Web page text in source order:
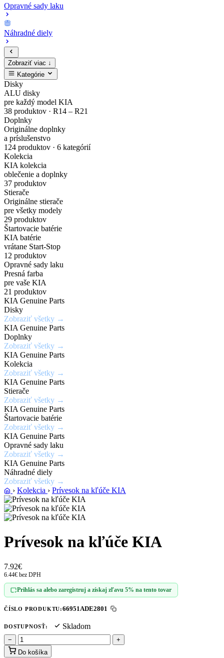
Opravné sady laku
Náhradné diely
Zobraziť viac ↓
Kategórie
Zaregistruj
sa
a
nakupuj
originálne
príslušenstvo
za
výhodné
ceny
Získaj
výhody,
ktoré
inde
nedostaneš
Zaregistrovať
sa
Kompletný
cenník
originálnych
náhradných
dielov
Zadajte
originálne
číslo
dielu
a
zistite
aktuálnu
cenu
a
dostupnosť
Vyhľadať
diel
EV4
Zliatinový
disk
Gisa
Bicolour
7,5Jx19H2
/
5x114,3mm
/
ET52
Kúpiť
teraz
MODE3
Nabíjacie
káble
pre
elektrické
a
PHEV
vozidlá
Mimoriadne
odolné
voči
krúteniu
alebo
ohýbaniu
Zobraziť
ponuku
Sada
bezpečnostných
matíc
Dark
Chrome
Chráň
svoje
kolesá
s
istotou
a
eleganciou
Kúpiť
teraz
Opravné
sady
laku
karosérie
v
širokej
škále
odtieňov
Ideálne
riešenie
pre
rýchle
a
jednoduché
opravy
drobných
poškodení
laku
karosérie
Zobraziť
ponuku
Disky
ALU disky
pre každý model KIA
38 produktov · R14 – R21
Doplnky
Originálne doplnky
a príslušenstvo
124 produktov · 6 kategórií
Kolekcia
KIA kolekcia
oblečenie a doplnky
37 produktov
Stierače
Originálne stierače
pre všetky modely
29 produktov
Štartovacie batérie
KIA batérie
vrátane Start-Stop
12 produktov
Opravné sady laku
Presná farba
pre vaše KIA
21 produktov
KIA Genuine Parts
Disky
Zobraziť všetky →
KIA Genuine Parts
Doplnky
Zobraziť všetky →
KIA Genuine Parts
Kolekcia
Zobraziť všetky →
KIA Genuine Parts
Stierače
Zobraziť všetky →
KIA Genuine Parts
Štartovacie batérie
Zobraziť všetky →
KIA Genuine Parts
Opravné sady laku
Zobraziť všetky →
KIA Genuine Parts
Náhradné diely
Zobraziť všetky →
› Kolekcia › Prívesok na kľúče KIA
Prívesok na kľúče KIA
7.92€
6.44€ bez DPH
Prihlás sa alebo zaregistruj a získaj zľavu 5% na tento tovar
ČÍSLO PRODUKTU:66951ADE2801
DOSTUPNOSŤ: Skladom
−
+
Do košíka